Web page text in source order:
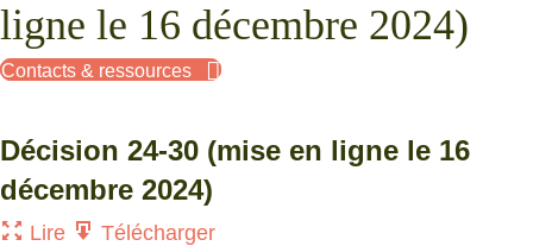
ligne le 16 décembre 2024)
Contacts & ressources
Décision 24-30 (mise en ligne le 16
décembre 2024)
Lire Télécharger